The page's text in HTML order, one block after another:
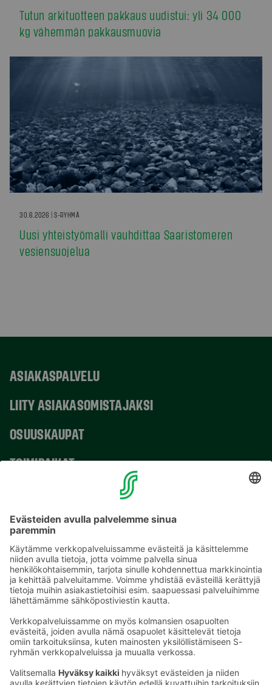
Tutun arkituotteen pakkaus uudistui: yli 34 000
kg vähemmän pakkausmuovia
30.6.2026 | S-RYHMÄ
Uusi yhteistyömalli vauhdittaa Saaristomeren
vesiensuojelua
ASIAKASPALVELU
LIITY ASIAKASOMISTAJAKSI
OSUUSKAUPAT
TOIMIPAIKAT
Sähköpostiosoitteet S-ryhmässä ovat muotoa
etunimi.sukunimi@sok.fi
Seuraa meitä: